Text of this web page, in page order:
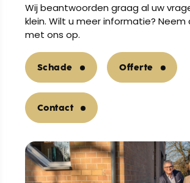
Wij beantwoorden graag al uw
klein. Wilt u meer informatie?
met ons op.
Schade Offerte
Contact